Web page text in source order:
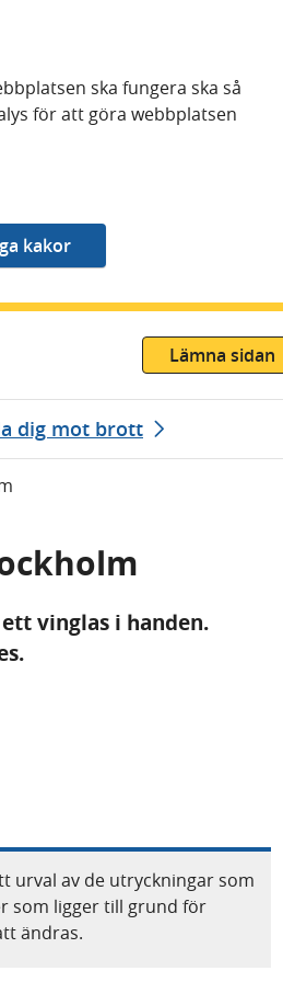
ska fungera ska så
för att göra webbplatsen
Lämna sidan
dig mot brott
vinglas i handen.
urval av de utryckningar som
som ligger till grund för
ändras.